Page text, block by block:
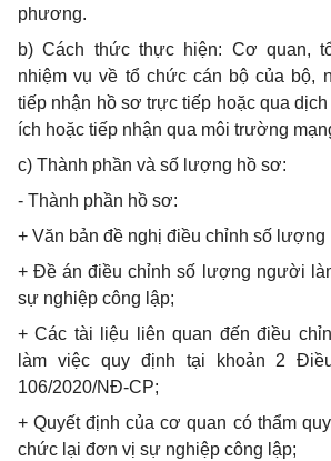
phương.
b) Cách thức thực hiện: Cơ quan,
nhiệm vụ về tổ chức cán bộ của bộ,
tiếp nhận hồ sơ trực tiếp hoặc qua
ích hoặc tiếp nhận qua môi trường
c) Thành phần và số lượng hồ sơ:
- Thành phần hồ sơ:
+ Văn bản đề nghị điều chỉnh số
+ Đề án điều chỉnh số lượng người
sự nghiệp công lập;
+ Các tài liệu liên quan đến điều
làm việc quy định tại khoản 2
106/2020/NĐ-CP;
+ Quyết định của cơ quan có thẩm
chức lại đơn vị sự nghiệp công lập;